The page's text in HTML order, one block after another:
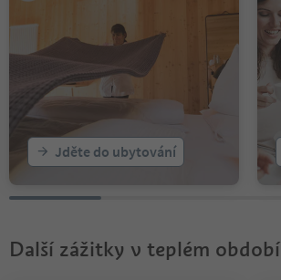
Jděte do ubytování
Další zážitky v teplém období